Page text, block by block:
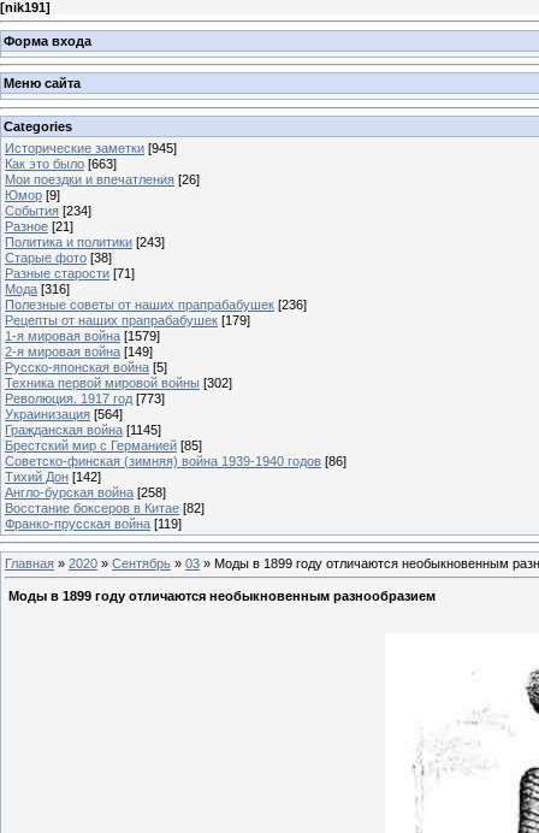
[nik191]
Форма входа
Меню сайта
Categories
Исторические заметки [945]
Как это было [663]
Мои поездки и впечатления [26]
Юмор [9]
События [234]
Разное [21]
Политика и политики [243]
Старые фото [38]
Разные старости [71]
Мода [316]
Полезные советы от наших прапрабабушек [236]
Рецепты от наших прапрабабушек [179]
1-я мировая война [1579]
2-я мировая война [149]
Русско-японская война [5]
Техника первой мировой войны [302]
Революция. 1917 год [773]
Украинизация [564]
Гражданская война [1145]
Брестский мир с Германией [85]
Советско-финская (зимняя) война 1939-1940 годов [86]
Тихий Дон [142]
Англо-бурская война [258]
Восстание боксеров в Китае [82]
Франко-прусская война [119]
Главная » 2020 » Сентябрь » 03 » Моды в 1899 году отличаются необыкновенным
Моды в 1899 году отличаются необыкновенным разнообразием